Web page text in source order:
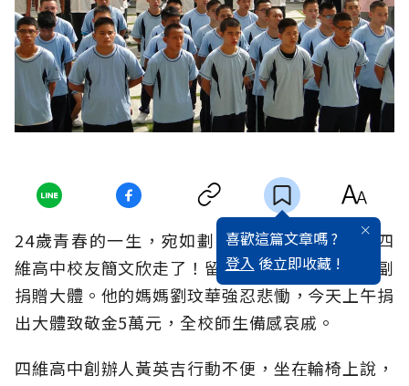
喜歡這篇文章嗎 ?
登入 後立即收藏 !
24歲青春的一生，宛如劃過天際的隕星，花蓮四
維高中校友簡文欣走了！留下一封感恩草稿、一副
捐贈大體。他的媽媽劉玟華強忍悲慟，今天上午捐
出大體致敬金5萬元，全校師生備感哀戚。
四維高中創辦人黃英吉行動不便，坐在輪椅上說，